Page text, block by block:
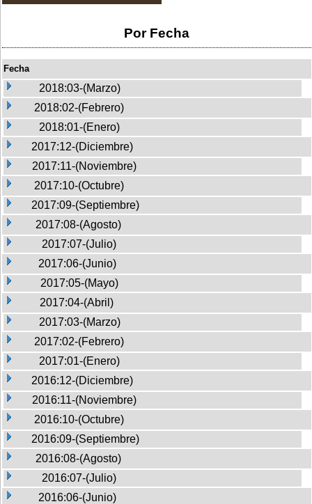
Por Fecha
Fecha
2018:03-(Marzo)
2018:02-(Febrero)
2018:01-(Enero)
2017:12-(Diciembre)
2017:11-(Noviembre)
2017:10-(Octubre)
2017:09-(Septiembre)
2017:08-(Agosto)
2017:07-(Julio)
2017:06-(Junio)
2017:05-(Mayo)
2017:04-(Abril)
2017:03-(Marzo)
2017:02-(Febrero)
2017:01-(Enero)
2016:12-(Diciembre)
2016:11-(Noviembre)
2016:10-(Octubre)
2016:09-(Septiembre)
2016:08-(Agosto)
2016:07-(Julio)
2016:06-(Junio)